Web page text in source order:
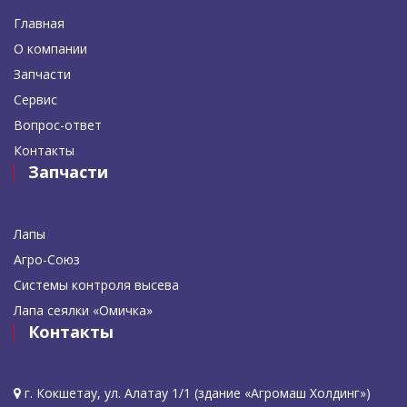
Главная
О компании
Запчасти
Сервис
Вопрос-ответ
Контакты
Запчасти
Лапы
Агро-Союз
Системы контроля высева
Лапа сеялки «Омичка»
Контакты
г. Кокшетау, ул. Алатау 1/1 (здание «Агромаш Холдинг»)